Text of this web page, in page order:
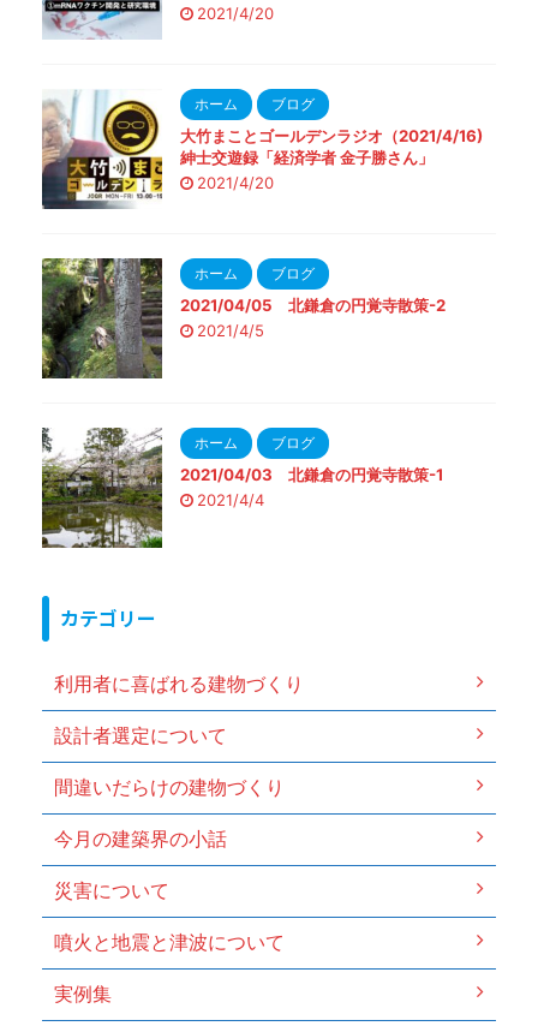
2021/4/20
ホーム ブログ
大竹まことゴールデンラジオ（2021/4/16)
紳士交遊録「経済学者 金子勝さん」
2021/4/20
ホーム ブログ
2021/04/05 北鎌倉の円覚寺散策-2
2021/4/5
ホーム ブログ
2021/04/03 北鎌倉の円覚寺散策-1
2021/4/4
カテゴリー
利用者に喜ばれる建物づくり
設計者選定について
間違いだらけの建物づくり
今月の建築界の小話
災害について
噴火と地震と津波について
実例集